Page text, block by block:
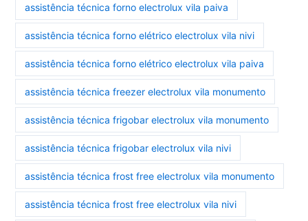
assistência técnica forno electrolux vila paiva
assistência técnica forno elétrico electrolux vila nivi
assistência técnica forno elétrico electrolux vila paiva
assistência técnica freezer electrolux vila monumento
assistência técnica frigobar electrolux vila monumento
assistência técnica frigobar electrolux vila nivi
assistência técnica frost free electrolux vila monumento
assistência técnica frost free electrolux vila nivi